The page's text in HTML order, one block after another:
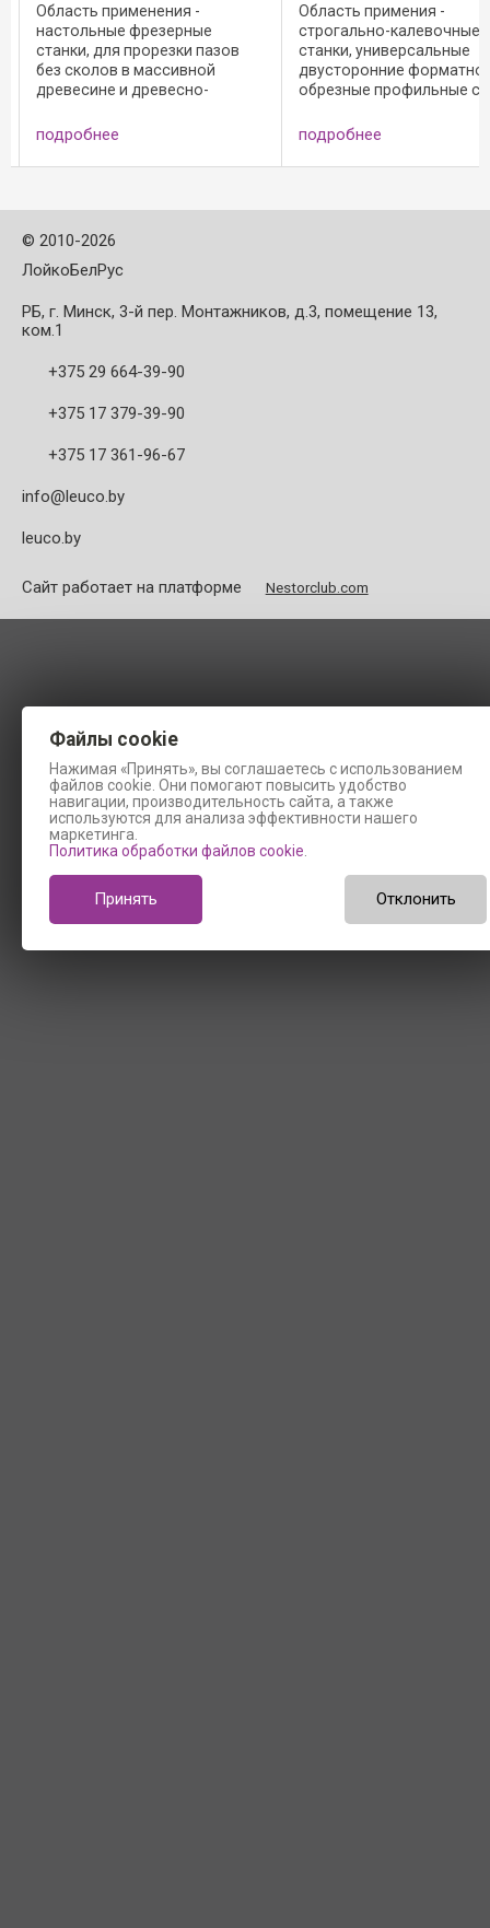
Область применения -
настольные фрезерные
станки, для прорезки пазов
без сколов в массивной
древесине и древесно-
применение в
противовращении вдоль
волокон (массивная
попутном вращении только с
подробнее
Область примения -
строгально-калевочные
станки, универсальные
двусторонние форматно-
обрезные профильные
сколов в массивной
древесине и древесно-
стружечных материалах.
ширины пазов ...
подробнее
© 2010-2026
ЛойкоБелРус
РБ, г. Минск, 3-й пер. Монтажников, д.3, помещение 13,
ком.1
+375 29 664-39-90
+375 17 379-39-90
+375 17 361-96-67
info@leuco.by
leuco.by
Сайт работает на платформе Nestorclub.com
Файлы cookie
Нажимая «Принять», вы соглашаетесь с использованием
файлов cookie. Они помогают повысить удобство
навигации, производительность сайта, а также
используются для анализа эффективности нашего
маркетинга.
Политика обработки файлов cookie
Принять Отклонить